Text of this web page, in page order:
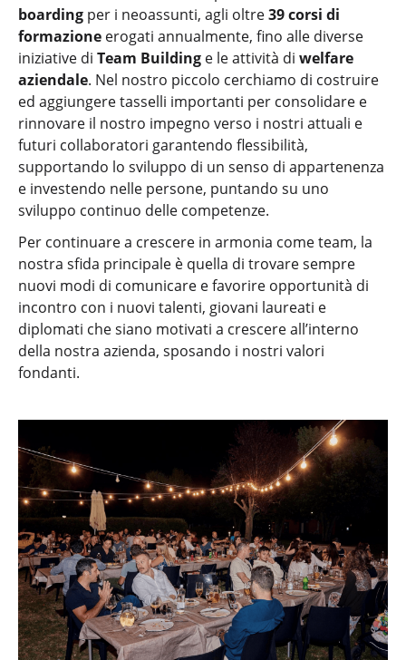
boarding per i neoassunti, agli oltre39 corsi di
formazione erogati annualmente, fino alle diverse
iniziative di Team Building e le attività di welfare
aziendale. Nel nostro piccolo cerchiamo di costruire
ed aggiungere tasselli importanti per consolidare e
rinnovare il nostro impegno verso i nostri attuali e
futuri collaboratori garantendo flessibilità,
supportando lo sviluppo di un senso di appartenenza
e investendo nelle persone, puntando su uno
sviluppo continuo delle competenze.
Per continuare a crescere in armonia come team, la
nostra sfida principale è quella di trovare sempre
nuovi modi di comunicare e favorire opportunità di
incontro con i nuovi talenti, giovani laureati e
diplomati che siano motivati a crescere all’interno
della nostra azienda, sposando i nostri valori
fondanti.